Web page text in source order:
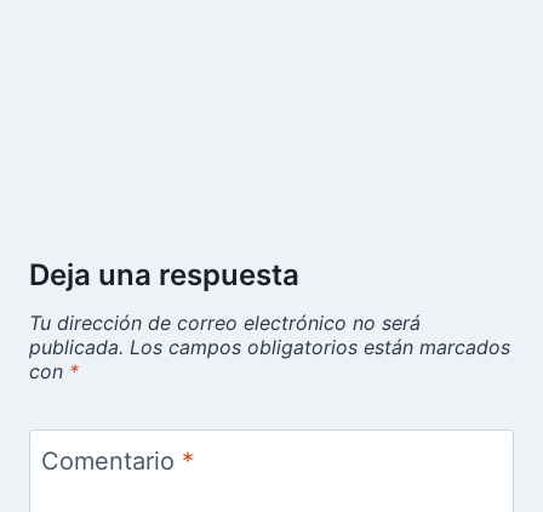
Deja una respuesta
Tu dirección de correo electrónico no será
publicada. Los campos obligatorios están marcados
con *
Comentario *